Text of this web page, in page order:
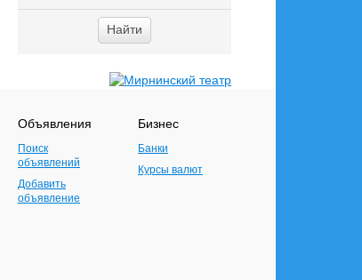
Объявления
Поиск
объявлений
Добавить
объявление
Бизнес
Банки
Курсы валют